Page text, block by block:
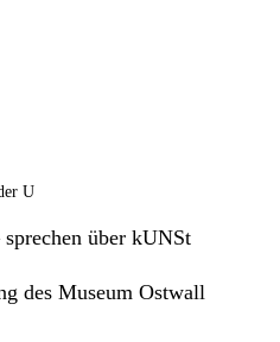
U
über kUNSt
des Museum Ostwall